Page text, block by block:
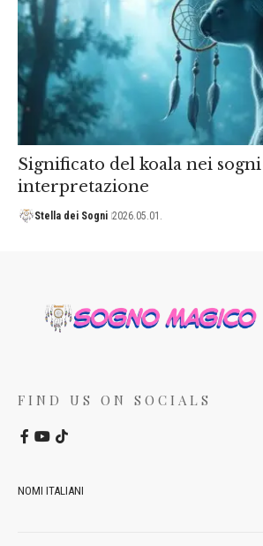
Significato del koala nei sogni
interpretazione
Stella dei Sogni 2026.05.01.
FIND US ON SOCIALS
NOMI ITALIANI